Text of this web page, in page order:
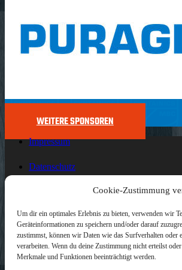
Cookie-Zustimmung
Um dir ein optimales Erlebnis zu bieten, verwenden wir
Geräteinformationen zu speichern und/oder darauf
zustimmst, können wir Daten wie das Surfverhalten oder
verarbeiten. Wenn du deine Zustimmung nicht erteilst
Merkmale und Funktionen beeinträchtigt werden.
WEITERE SPONSOREN
Impressum
Datenschutz
Cookie-Richtlinie (EU)
Der SYNTAINICS MBC live und auf
Copyright